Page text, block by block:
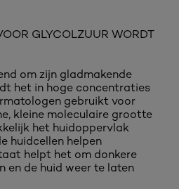
GLYCOLZUUR WORDT
om zijn gladmakende
het in hoge concentraties
gebruikt voor
kleine moleculaire grootte
het huidoppervlak
huidcellen helpen
helpt het om donkere
en de huid weer te laten